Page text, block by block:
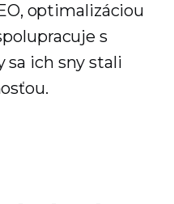
optimalizáciou
s
sa ich sny stali